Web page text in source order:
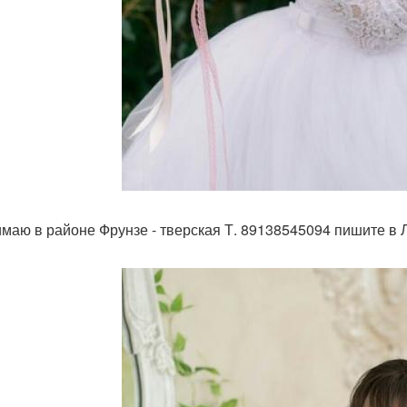
в районе Фрунзе - тверская Т. 89138545094 пишите в